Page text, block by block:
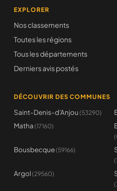
EXPLORER
Nos classements
Toutes les régions
Tous les départements
Derniers avis postés
DÉCOUVRIR DES COMMUNES
Saint-Denis-d'Anjou (53290)
Matha (17160)
Bousbecque(59166)
Argol (29560)